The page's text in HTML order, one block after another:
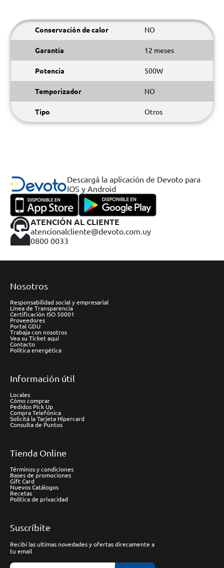
Conservación de calor NO
Garantía 12 meses
Potencia 500W
Temporizador NO
Tipo Otros
Descargá la aplicación de Devoto para
IOS y Android
ATENCIÓN AL CLIENTE
atencionalcliente@devoto.com.uy
0800 0033
Nosotros
Responsabilidad social y empresarial
Línea de Transparencia
Certificación ISO 50001
Proveedores
Portal GDU
Trabaja con nosotros
Vea su Ticket aquí
Contacto
Política energética
Información útil
Locales
Cómo comprar
Pedidos Pick Up
Compra Telefónica
Solicitá la Tarjeta Hipercard
Consulta de Puntos
Tienda Online
Términos y condiciones
Bases de promociones
Gift Card
Nuevos Catálogos
Recetas
Política de privacidad
Suscríbite
Recibí las ultimas novedades y ofertas direcamente a
tu email